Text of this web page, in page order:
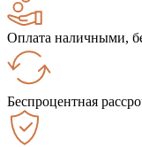
Оплата наличными,
Беспроцентная